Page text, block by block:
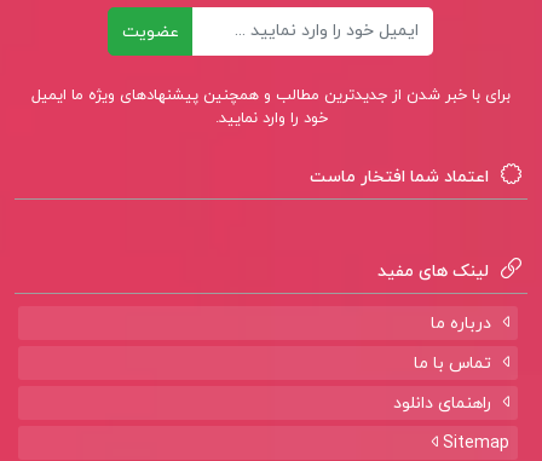
کتاب مکانیک سیالات علیرضا انتظاری
کتاب مهرطلبی هریت بریکر
کتاب تلنگر ریچارد تیلر
عضویت
برای با خبر شدن از جدیدترین مطالب و همچنین پیشنهادهای ویژه ما ایمیل
خود را وارد نمایید.
اعتماد شما افتخار ماست
لینک های مفید
درباره ما
تماس با ما
راهنمای دانلود
Sitemap